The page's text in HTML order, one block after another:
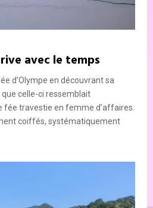
avec le temps
d’Olympe en découvrant sa
celle-ci ressemblait
travestie en femme d’affaires.
coiffés, systématiquement